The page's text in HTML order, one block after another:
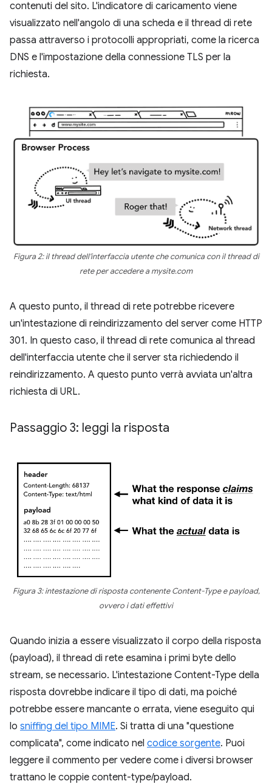
contenuti del sito. L'indicatore di caricamento viene
visualizzato nell'angolo di una scheda e il thread di rete
passa attraverso i protocolli appropriati, come la ricerca
DNS e l'impostazione della connessione TLS per la
richiesta.
Figura 2: il thread dell'interfaccia utente che comunica con il thread di
rete per accedere a mysite.com
A questo punto, il thread di rete potrebbe ricevere
un'intestazione di reindirizzamento del server come HTTP
301. In questo caso, il thread di rete comunica al thread
dell'interfaccia utente che il server sta richiedendo il
reindirizzamento. A questo punto verrà avviata un'altra
richiesta di URL.
Passaggio 3: leggi la risposta
Figura 3: intestazione di risposta contenente Content-Type e payload,
ovvero i dati effettivi
Quando inizia a essere visualizzato il corpo della risposta
(payload), il thread di rete esamina i primi byte dello
stream, se necessario. L'intestazione Content-Type della
risposta dovrebbe indicare il tipo di dati, ma poiché
potrebbe essere mancante o errata, viene eseguito qui
lo sniffing del tipo MIME. Si tratta di una "questione
complicata", come indicato nel codice sorgente. Puoi
leggere il commento per vedere come i diversi browser
trattano le coppie content-type/payload.